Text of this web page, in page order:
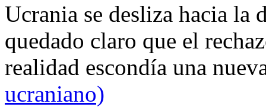
Ucrania se desliza hacia
quedado claro que el
realidad escondía una
ucraniano)